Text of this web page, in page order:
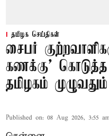
தமிழக செய்திகள்
சைபர்
கணக்கு’
தமிழகம்
Published on: 08 Aug 2026, 3:55